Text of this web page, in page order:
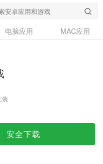
电脑应用
MAC应用
装
安全下载